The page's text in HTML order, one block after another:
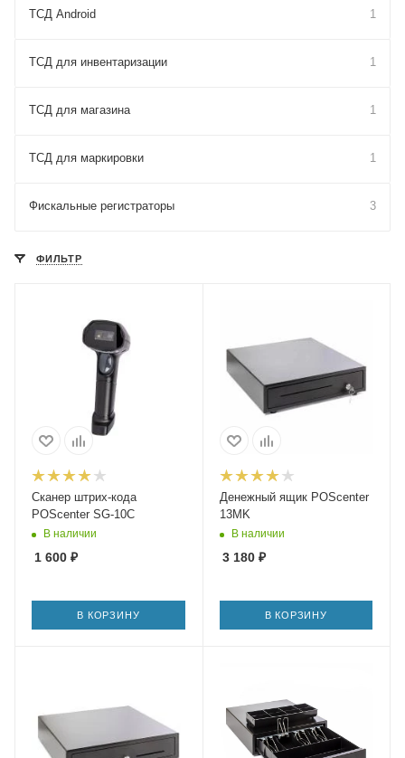
ТСД Android 1
ТСД для инвентаризации 1
ТСД для магазина 1
ТСД для маркировки 1
Фискальные регистраторы 3
ФИЛЬТР
Сканер штрих-кода
POScenter SG-10C
В наличии
1 600 ₽
В КОРЗИНУ
Денежный ящик POScenter
13МK
В наличии
3 180₽
В КОРЗИНУ